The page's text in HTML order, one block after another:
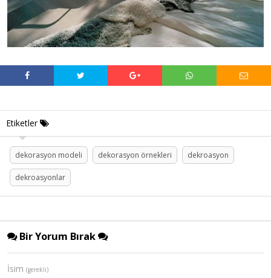
Etiketler
dekorasyon modeli dekorasyon örnekleri dekroasyon
dekroasyonlar
Bir Yorum Bırak
İsim (gerekli)